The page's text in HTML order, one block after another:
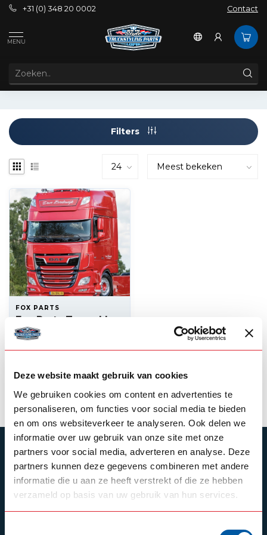
Deze website maakt gebruik van cookies
We gebruiken cookies om content en advertenties te
personaliseren, om functies voor social media te bieden
en om ons websiteverkeer te analyseren. Ook delen we
informatie over uw gebruik van onze site met onze
partners voor social media, adverteren en analyse. Deze
partners kunnen deze gegevens combineren met andere
informatie die u aan ze heeft verstrekt of die ze hebben
verzameld op basis van uw gebruik van hun services.
+31 (0) 348 20 0002 Contact
MENU
Filters
FOX PARTS
Fox Parts Zonneklep
DAF SSC 29,5cm
ABONNEER JE OP ONZE NIEUWSBRIEF
Blijf op de hoogte over onze laatste acties